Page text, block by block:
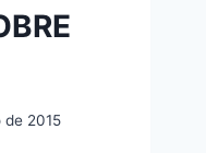
de 2015